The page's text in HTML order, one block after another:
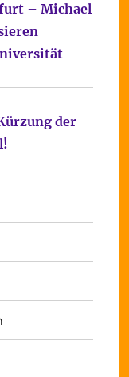
– Michael
der